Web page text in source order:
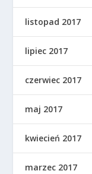
listopad 2017
lipiec 2017
czerwiec 2017
maj 2017
kwiecień 2017
marzec 2017